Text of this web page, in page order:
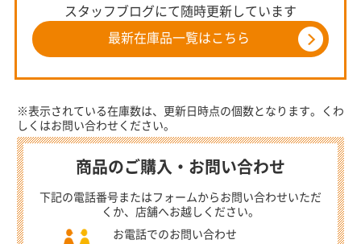
スタッフブログにて随時更新しています
最新在庫品一覧はこちら
※表示されている在庫数は、更新日時点の個数となります。くわ
しくはお問い合わせください。
商品のご購入・お問い合わせ
下記の電話番号またはフォームからお問い合わせいただ
くか、店舗へお越しください。
お電話でのお問い合わせ